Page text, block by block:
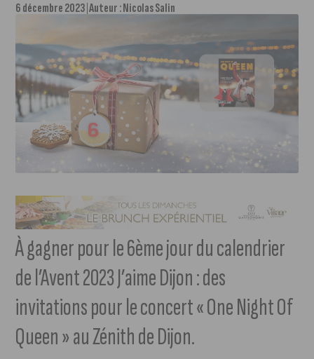
6 décembre 2023 Auteur :Nicolas Salin
À gagner pour le 6ème jour du calendrier
de l’Avent 2023 J’aime Dijon : des
invitations pour le concert « One Night Of
Queen » au Zénith de Dijon.